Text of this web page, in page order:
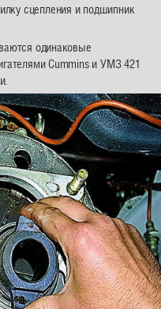
сцепления и подшипник
одинаковые
Cummins и УМЗ 421